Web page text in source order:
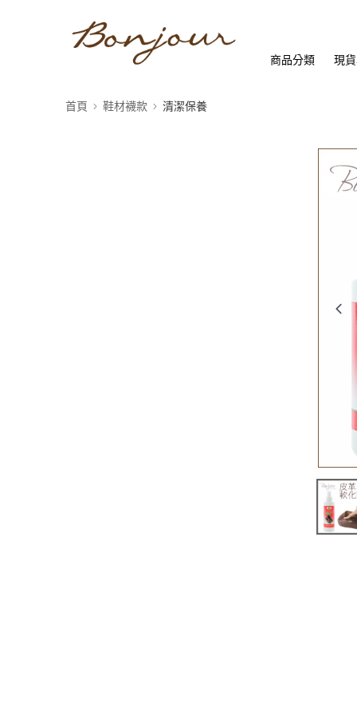
商品分類 現
首頁 鞋材襪款 清潔保養